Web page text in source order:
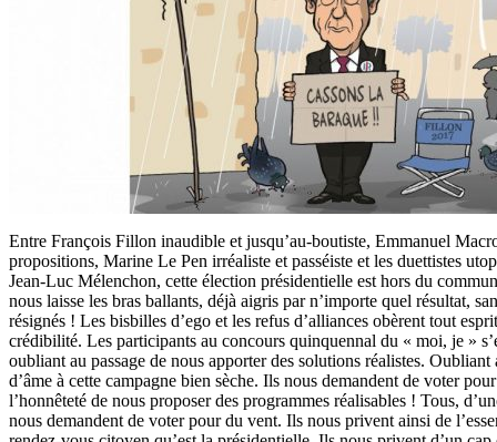
Entre François Fillon inaudible et jusqu’au-boutiste, Emmanuel
propositions, Marine Le Pen irréaliste et passéiste et les duettistes
Jean-Luc Mélenchon, cette élection présidentielle est hors du
nous laisse les bras ballants, déjà aigris par n’importe quel résultat,
résignés ! Les bisbilles d’ego et les refus d’alliances obèrent tout
crédibilité. Les participants au concours quinquennal du « moi, je »
oubliant au passage de nous apporter des solutions réalistes. Oubliant
d’âme à cette campagne bien sèche. Ils nous demandent de voter
l’honnêteté de nous proposer des programmes réalisables ! Tous,
nous demandent de voter pour du vent. Ils nous privent ainsi de